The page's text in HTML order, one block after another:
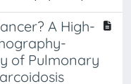
A High-
of Pulmonary